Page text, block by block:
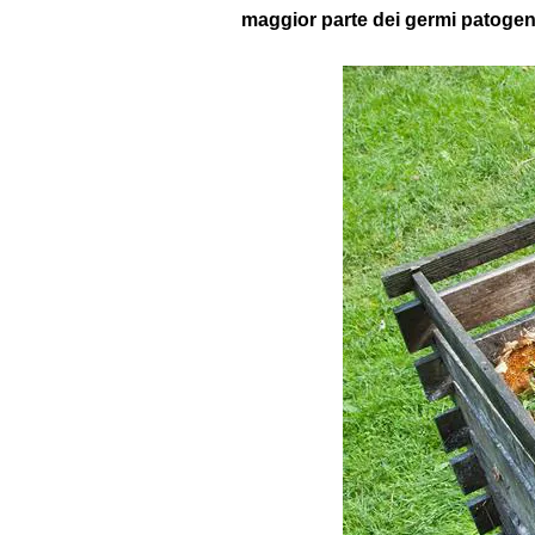
maggior parte dei germi